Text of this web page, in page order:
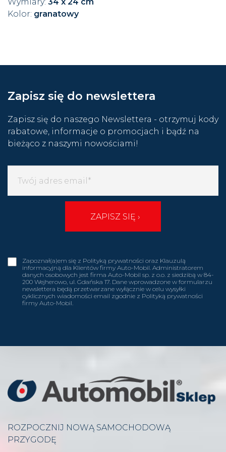
Kolor: granatowy
Zapisz się do newslettera
Zapisz się do naszego Newslettera - otrzymuj kody
rabatowe, informacje o promocjach i bądź na
bieżąco z naszymi nowościami!
Zapoznał(a)em się z Polityką prywatności oraz Klauzulą
informacyjną dla Klientów firmy Auto-Mobil. Administratorem
danych osobowych jest firma Auto-Mobil sp. z o.o. z siedzibą w 84-
200 Wejherowo, ul. Gdańska 17. Dane wprowadzone w formularzu
newslettera będą przetwarzane wyłącznie w celu wysyłki
cyklicznych wiadomości email zgodnie z Polityką prywatności
firmy Auto-Mobil.
ROZPOCZNIJ NOWĄ SAMOCHODOWĄ
PRZYGODĘ